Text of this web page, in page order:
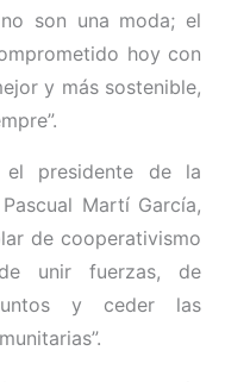
son una moda; el
hoy con
y más sostenible,
presidente de la
Martí García,
de cooperativismo
unir fuerzas, de
y ceder las